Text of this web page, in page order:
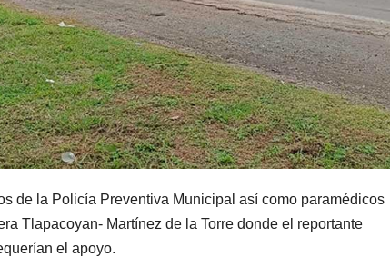
de la Policía Preventiva Municipal así como paramédicos
Tlapacoyan- Martínez de la Torre donde el reportante
el apoyo.